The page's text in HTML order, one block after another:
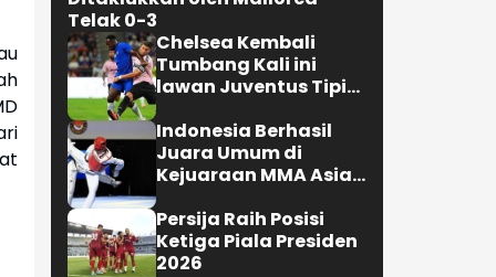
Telak 0-3
Chelsea Kembali
Tumbang Kali ini
lawan Juventus Tipis
Indonesia Berhasil
Juara Umum di
Kejuaraan MMA Asian
Persija Raih Posisi
Ketiga Piala Presiden
2026